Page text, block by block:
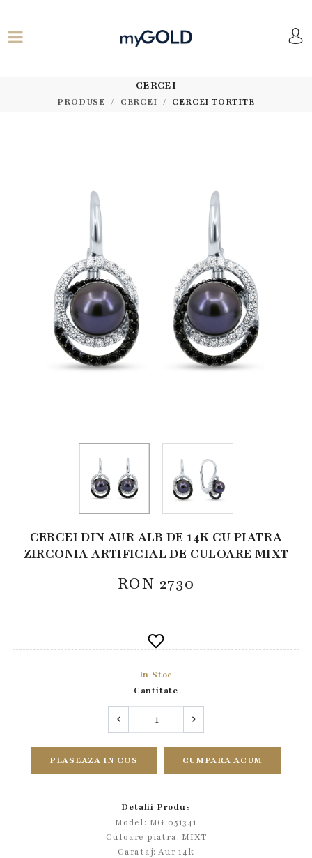
CERCEI
PRODUSE CERCEI CERCEI TORTITE
CERCEI DIN AUR ALB DE 14K CU PIATRA
ZIRCONIA ARTIFICIAL DE CULOARE MIXT
RON 2730
In Stoc
Cantitate
PLASEAZA IN COS CUMPARA ACUM
Detalii Produs
Model: MG.051341
Culoare piatra: MIXT
Carataj: Aur 14k